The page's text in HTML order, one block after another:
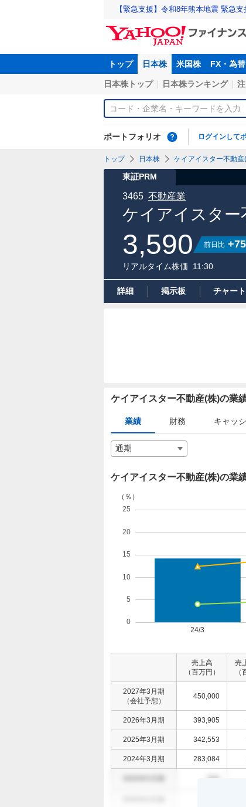
【緊急支援】令和8年熊本地震 緊急
トップ 日本株 米国株 FX・為替
日本株トップ 日本株ランキング
ポートフォリオ ログインして
トップ 日本株 ケイアイスター不動産
東証PRM
ケイアイスター
3465 不動産業
3,590 前日比 +75
リアルタイム株価 11:30
詳細 掲示板 チャート
ケイアイスター不動産(株)の業
業績 財務 キャッ
ケイアイスター不動産(株)の業
売上高
（百万円）
売
（
2027年3月期
（会社予想）
450,000
2026年3月期 393,905
2025年3月期 342,553
2024年3月期 283,084
000